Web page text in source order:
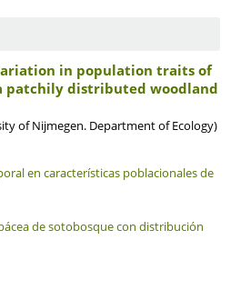
in population traits of
patchily distributed woodland
of Nijmegen. Department of Ecology)
en características poblacionales de
de sotobosque con distribución